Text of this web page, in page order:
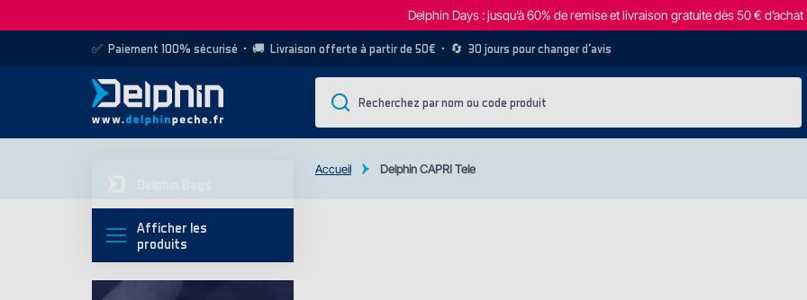
Delphin Days : jusqu’à 60% de remise et livraison gratuite dès 50 € d’achat
✅ Paiement 100% sécurisé • 🚚 Livraison offerte à partir de 50€ • 🔄 30 jours pour changer d’avis
Afficher les
produits
Accueil Delphin CAPRI Tele